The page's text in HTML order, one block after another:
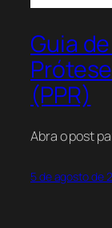
Guia
(PPR)
Abra o post
5 de agosto de